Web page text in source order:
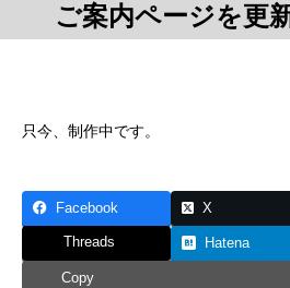
ご案内ページを更
只今、制作中です。
Facebook X
Threads Hatena
Copy